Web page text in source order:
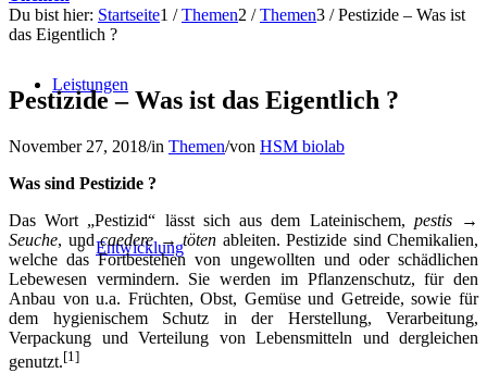
Leistungen
Entwicklung
Du bist hier: Startseite1 / Themen2 / Themen3 / Pestizide – Was ist
das Eigentlich ?
Pestizide – Was ist das Eigentlich ?
November 27, 2018/in Themen/von HSM biolab
Was sind Pestizide ?
Das Wort „Pestizid“ lässt sich aus dem Lateinischem, pestis →
Seuche, undcaedere → töten ableiten. Pestizide sind Chemikalien,
welche das Fortbestehen von ungewollten und oder schädlichen
Lebewesen vermindern. Sie werden im Pflanzenschutz, für den
Anbau von u.a. Früchten, Obst, Gemüse und Getreide, sowie für
dem hygienischem Schutz in der Herstellung, Verarbeitung,
Verpackung und Verteilung von Lebensmitteln und dergleichen
genutzt.[1]